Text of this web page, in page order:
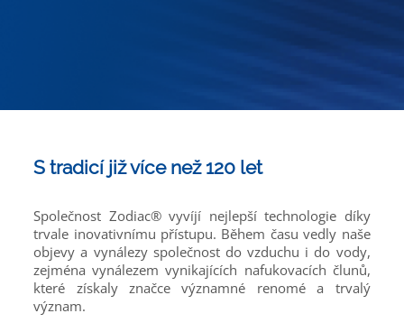
S tradicí již více než 120 let
Společnost Zodiac® vyvíjí nejlepší technologie díky
trvale inovativnímu přístupu. Během času vedly naše
objevy a vynálezy společnost do vzduchu i do vody,
zejména vynálezem vynikajících nafukovacích člunů,
které získaly značce významné renomé a trvalý
význam.